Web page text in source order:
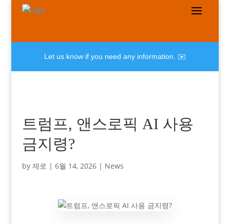
Let us know if you need any information. ✉️
트럼프, 앤스로픽 AI 사용
금지령?
by 제로 | 6월 14, 2026| News